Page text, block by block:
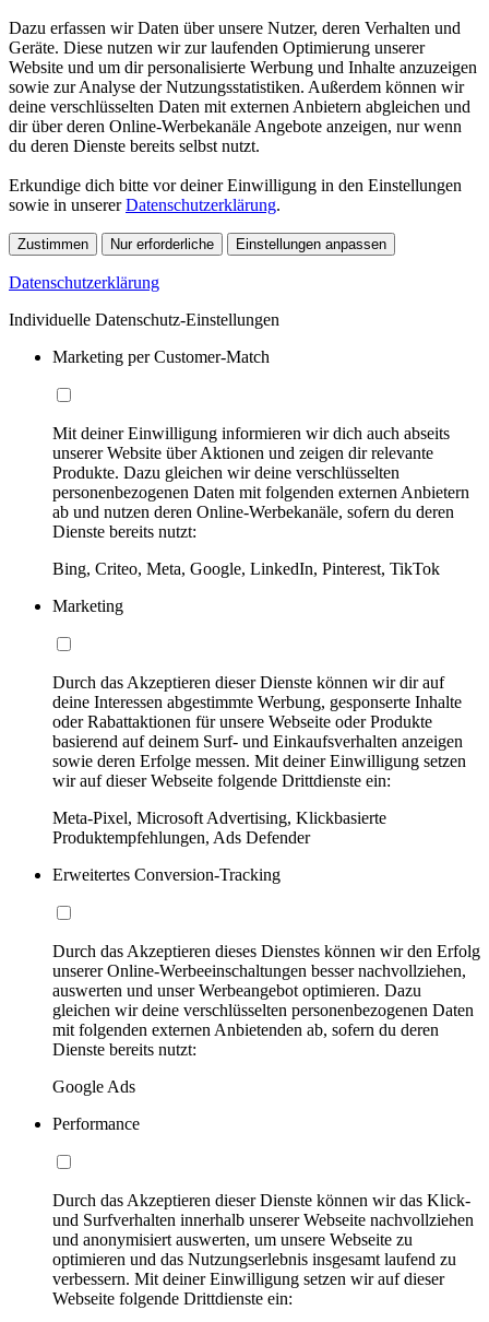
Dazu erfassen wir Daten über unsere Nutzer, deren Verhalten und
Geräte. Diese nutzen wir zur laufenden Optimierung unserer
Website und um dir personalisierte Werbung und Inhalte anzuzeigen
sowie zur Analyse der Nutzungsstatistiken. Außerdem können wir
deine verschlüsselten Daten mit externen Anbietern abgleichen und
dir über deren Online-Werbekanäle Angebote anzeigen, nur wenn
du deren Dienste bereits selbst nutzt.
Erkundige dich bitte vor deiner Einwilligung in den Einstellungen
sowie in unsererDatenschutzerklärung.
Zustimmen Nur erforderliche Einstellungen anpassen
Datenschutzerklärung
Individuelle Datenschutz-Einstellungen
Marketing per Customer-Match
Mit deiner Einwilligung informieren wir dich auch abseits
unserer Website über Aktionen und zeigen dir relevante
Produkte. Dazu gleichen wir deine verschlüsselten
personenbezogenen Daten mit folgenden externen Anbietern
ab und nutzen deren Online-Werbekanäle, sofern du deren
Dienste bereits nutzt:
Bing, Criteo, Meta, Google, LinkedIn, Pinterest, TikTok
Marketing
Durch das Akzeptieren dieser Dienste können wir dir auf
deine Interessen abgestimmte Werbung, gesponserte Inhalte
oder Rabattaktionen für unsere Webseite oder Produkte
basierend auf deinem Surf- und Einkaufsverhalten anzeigen
sowie deren Erfolge messen. Mit deiner Einwilligung setzen
wir auf dieser Webseite folgende Drittdienste ein:
Meta-Pixel, Microsoft Advertising, Klickbasierte
Produktempfehlungen, Ads Defender
Erweitertes Conversion-Tracking
Durch das Akzeptieren dieses Dienstes können wir den Erfolg
unserer Online-Werbeeinschaltungen besser nachvollziehen,
auswerten und unser Werbeangebot optimieren. Dazu
gleichen wir deine verschlüsselten personenbezogenen Daten
mit folgenden externen Anbietenden ab, sofern du deren
Dienste bereits nutzt:
Google Ads
Performance
Durch das Akzeptieren dieser Dienste können wir das Klick-
und Surfverhalten innerhalb unserer Webseite nachvollziehen
und anonymisiert auswerten, um unsere Webseite zu
optimieren und das Nutzungserlebnis insgesamt laufend zu
verbessern. Mit deiner Einwilligung setzen wir auf dieser
Webseite folgende Drittdienste ein: